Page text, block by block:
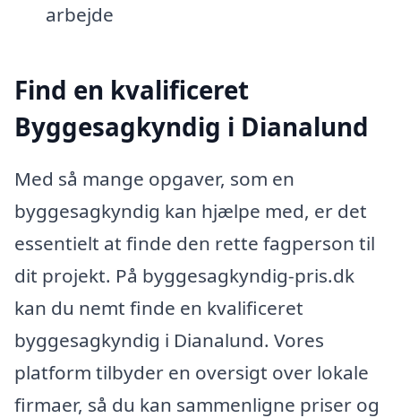
arbejde
Find en kvalificeret
Byggesagkyndig i Dianalund
Med så mange opgaver, som en
byggesagkyndig kan hjælpe med, er det
essentielt at finde den rette fagperson til
dit projekt. På byggesagkyndig-pris.dk
kan du nemt finde en kvalificeret
byggesagkyndig i Dianalund. Vores
platform tilbyder en oversigt over lokale
firmaer, så du kan sammenligne priser og